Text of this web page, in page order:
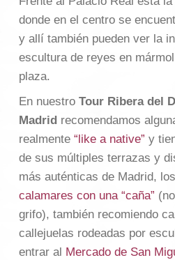
donde en el centro se
y allí también pueden ver la
escultura de reyes en
plaza.
En nuestro Tour Ribera del
Madrid recomendamos
realmente“like a native” y
de sus múltiples terrazas y
más auténticas de Madrid, los
calamares con una “caña”
grifo), también recomiendo
callejuelas rodeadas por
entrar al Mercado de San